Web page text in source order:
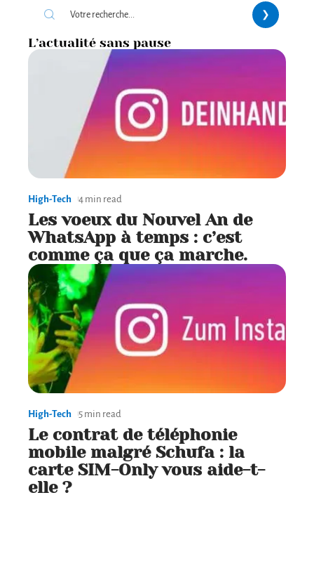
L’actualité sans pause
High-Tech 4 min read
Les voeux du Nouvel An de
WhatsApp à temps : c’est
comme ça que ça marche.
High-Tech 5 min read
Le contrat de téléphonie
mobile malgré Schufa : la
carte SIM-Only vous aide-t-
elle ?